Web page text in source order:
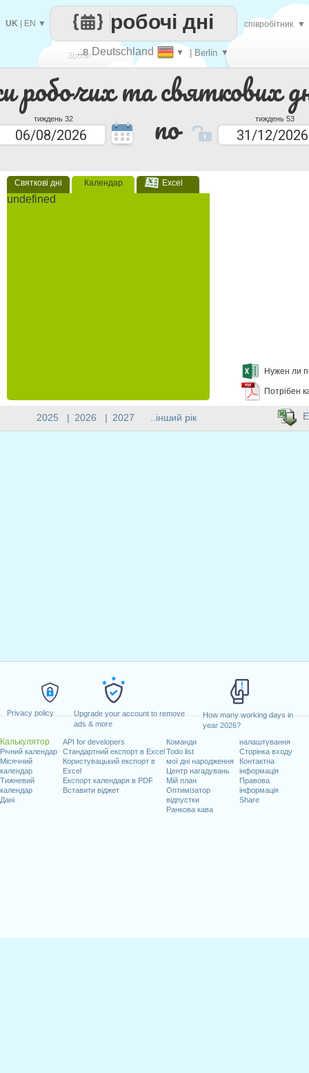
Privacy policy
Upgrade your account to remove
ads & more
How many working days in
year 2026?
Калькулятор
Річний календар
Місячний
календар
Тижневий
календар
Дані
API for developers
Стандартний експорт в Excel
Користувацький експорт в
Excel
Експорт календаря в PDF
Вставити віджет
Команди
Todo list
мої дні народження
Центр нагадувань
Мій план
Оптимізатор
відпустки
Ранкова кава
налаштування
Сторінка входу
Контактна
інформація
Правова
інформація
Share
робочих та святкових
тиждень 32 по тиждень 53
Святкові дні Календар Excel
undefined
Нужен ли
Потрібен
Зроби
кожен
..в Deutschland ▼ | Berlin ▼
робочі дні
UK EN ▼ співробітник ▼
2025 | 2026 | 2027 ..інший рік